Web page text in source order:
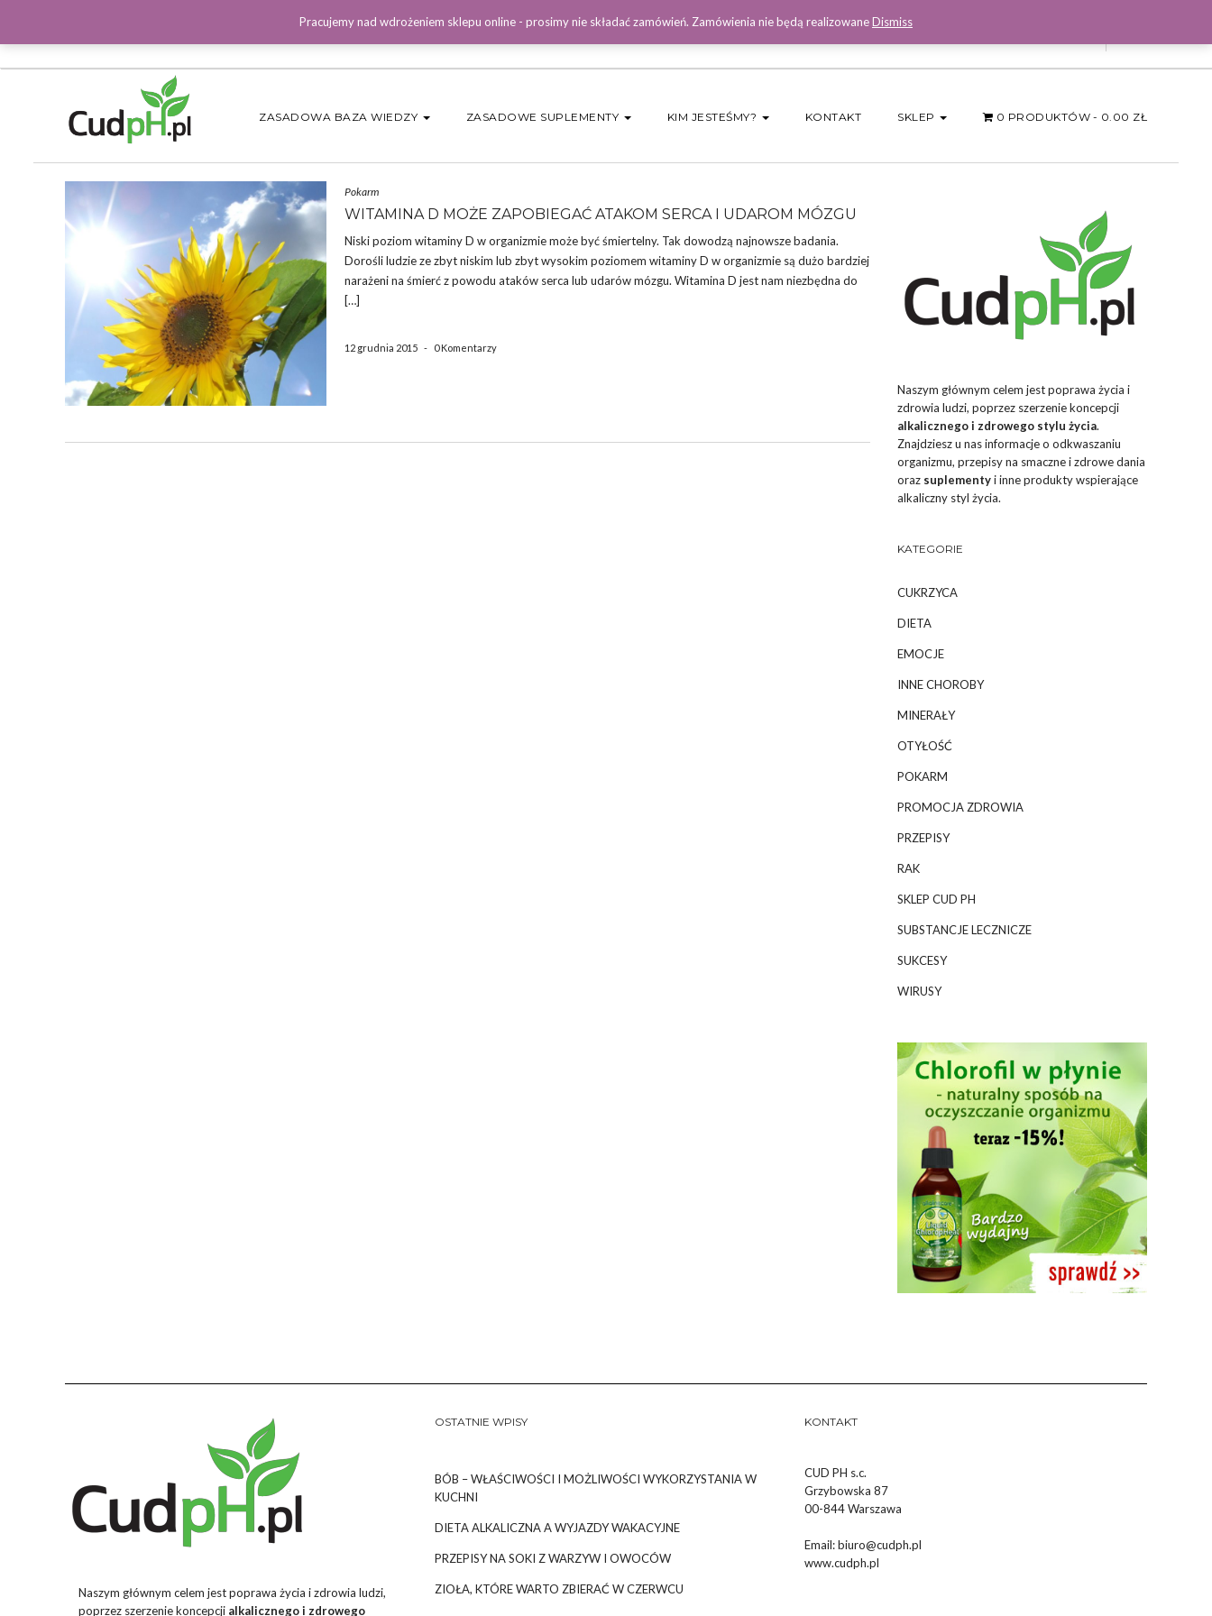
ZASADOWA BAZA WIEDZY ZASADOWE SUPLEMENTY KIM JESTEŚMY? KONTAKT SKLEP 0 PRODUKTÓW 0.00 ZŁ
Pokarm
WITAMINA D MOŻE ZAPOBIEGAĆ ATAKOM SERCA I UDAROM MÓZGU
Niski poziom witaminy D w organizmie może być śmiertelny. Tak dowodzą najnowsze badania.
Dorośli ludzie ze zbyt niskim lub zbyt wysokim poziomem witaminy D w organizmie są dużo bardziej
narażeni na śmierć z powodu ataków serca lub udarów mózgu. Witamina D jest nam niezbędna do
[…]
12 grudnia 2015 - 0 Komentarzy
Naszym głównym celem jest poprawa życia i
zdrowia ludzi, poprzez szerzenie koncepcji
alkalicznego i zdrowego stylu życia.
Znajdziesz u nas informacje o odkwaszaniu
organizmu, przepisy na smaczne i zdrowe dania
oraz suplementyi inne produkty wspierające
alkaliczny styl życia.
KATEGORIE
CUKRZYCA
DIETA
EMOCJE
INNE CHOROBY
MINERAŁY
OTYŁOŚĆ
POKARM
PROMOCJA ZDROWIA
PRZEPISY
RAK
SKLEP CUD PH
SUBSTANCJE LECZNICZE
SUKCESY
WIRUSY
Naszym głównym celem jest poprawa życia i zdrowia ludzi,
poprzez szerzenie koncepcji alkalicznego i zdrowego
OSTATNIE WPISY
BÓB – WŁAŚCIWOŚCI I MOŻLIWOŚCI WYKORZYSTANIA W
KUCHNI
DIETA ALKALICZNA A WYJAZDY WAKACYJNE
PRZEPISY NA SOKI Z WARZYW I OWOCÓW
ZIOŁA, KTÓRE WARTO ZBIERAĆ W CZERWCU
KONTAKT
CUD PH s.c.
Grzybowska 87
00-844 Warszawa
Email:biuro@cudph.pl
www.cudph.pl
Pracujemy nad wdrożeniem sklepu online - prosimy nie składać zamówień. Zamówienia nie będą realizowaneDismiss